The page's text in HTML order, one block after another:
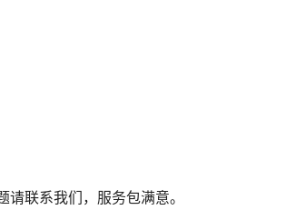
联系我们，服务包满意。